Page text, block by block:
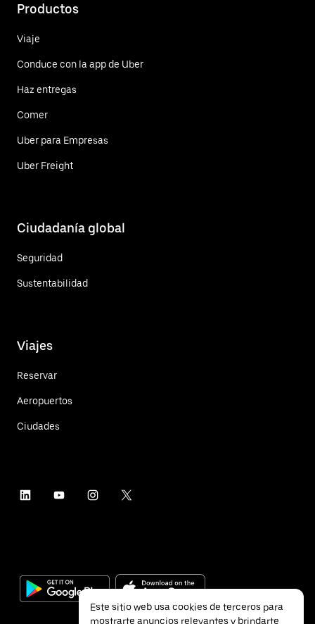
Productos
Viaje
Conduce con la app de Uber
Haz entregas
Comer
Uber para Empresas
Uber Freight
Ciudadanía global
Seguridad
Sustentabilidad
Viajes
Reservar
Aeropuertos
Ciudades
Este sitio web usa cookies de terceros para
mostrarte anuncios relevantes y brindarte